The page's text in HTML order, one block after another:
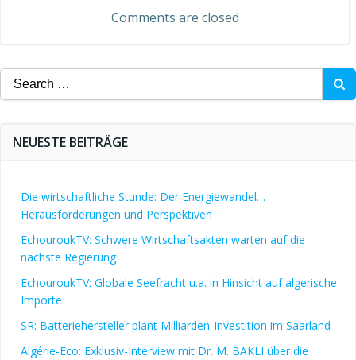
Comments are closed
Search
for:
NEUESTE BEITRÄGE
Die wirtschaftliche Stunde: Der Energiewandel…
Herausforderungen und Perspektiven
EchouroukTV: Schwere Wirtschaftsakten warten auf die
nächste Regierung
EchouroukTV: Globale Seefracht u.a. in Hinsicht auf algerische
Importe
SR: Batteriehersteller plant Milliarden-Investition im Saarland
Algérie-Eco: Exklusiv-Interview mit Dr. M. BAKLI über die